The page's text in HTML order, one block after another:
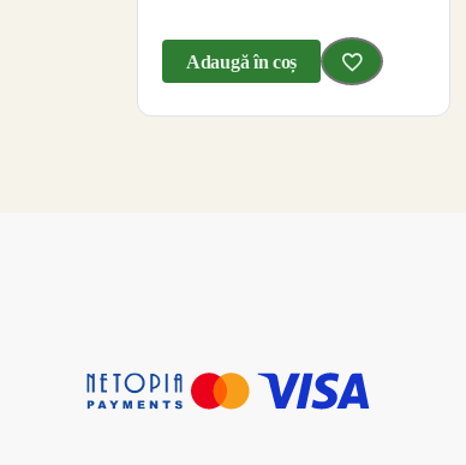
Adaugă în coș